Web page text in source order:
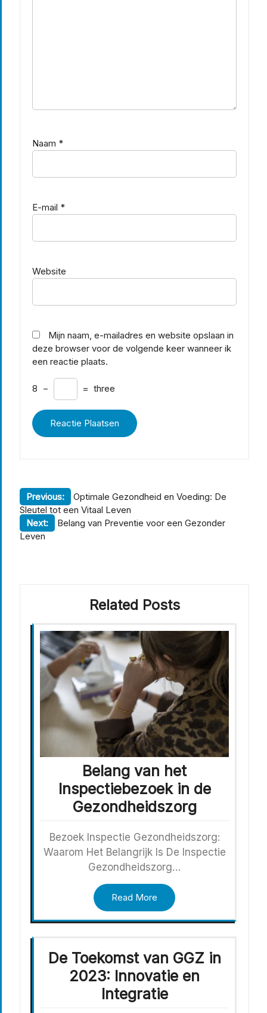
Naam *
E-mail *
Website
Mijn naam, e-mailadres en website opslaan in
deze browser voor de volgende keer wanneer ik
een reactie plaats.
8 − = three
Berichtnavigatie
Previous:
Optimale Gezondheid en Voeding: De
Sleutel tot een Vitaal Leven
Next:
Belang van Preventie voor een Gezonder
Leven
Related Posts
Belang van het
Inspectiebezoek in de
Gezondheidszorg
Bezoek Inspectie Gezondheidszorg:
Waarom Het Belangrijk Is De Inspectie
Gezondheidszorg…
Read More
De Toekomst van GGZ in
2023: Innovatie en
Integratie